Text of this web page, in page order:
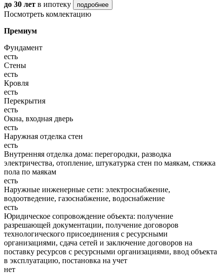
до 30 лет в ипотеку подробнее
Посмотреть комлектацию
Премиум
Фундамент
есть
Стены
есть
Кровля
есть
Перекрытия
есть
Окна, входная дверь
есть
Наружная отделка стен
есть
Внутренняя отделка дома: перегородки, разводка
электричества, отопление, штукатурка стен по маякам, стяжка
пола по маякам
есть
Наружные инженерные сети: электроснабжение,
водоотведение, газоснабжение, водоснабжение
есть
Юридическое сопровождение объекта: получение
разрешающей документации, получение договоров
технологического присоединения с ресурсными
организациями, сдача сетей и заключение договоров на
поставку ресурсов с ресурсными организациями, ввод объекта
в эксплуатацию, постановка на учет
нет